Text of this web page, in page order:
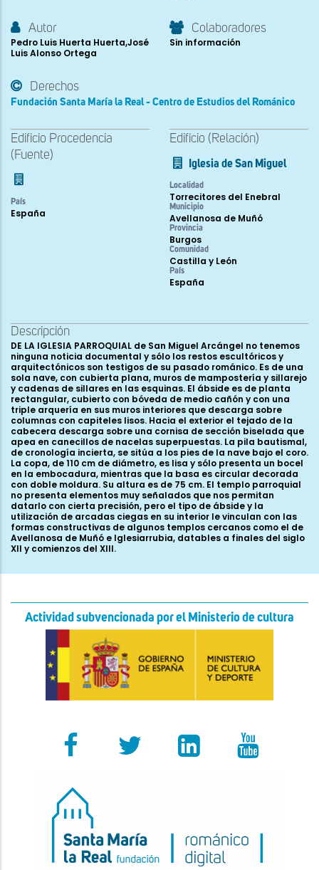
Autor
Pedro Luis Huerta Huerta,José
Luis Alonso Ortega
Colaboradores
Sin información
Derechos
Fundación Santa María la Real - Centro de Estudios del Románico
Edificio Procedencia
(Fuente)
País
España
Edificio (Relación)
Iglesia de San Miguel
Localidad
Torrecitores del Enebral
Municipio
Avellanosa de Muñó
Provincia
Burgos
Comunidad
Castilla y León
País
España
Descripción
DE LA IGLESIA PARROQUIAL de San Miguel Arcángel no tenemos
ninguna noticia documental y sólo los restos escultóricos y
arquitectónicos son testigos de su pasado románico. Es de una
sola nave, con cubierta plana, muros de mampostería y sillarejo
y cadenas de sillares en las esquinas. El ábside es de planta
rectangular, cubierto con bóveda de medio cañón y con una
triple arquería en sus muros interiores que descarga sobre
columnas con capiteles lisos. Hacia el exterior el tejado de la
cabecera descarga sobre una cornisa de sección biselada que
apea en canecillos de nacelas superpuestas. La pila bautismal,
de cronología incierta, se sitúa a los pies de la nave bajo el coro.
La copa, de 110 cm de diámetro, es lisa y sólo presenta un bocel
en la embocadura, mientras que la basa es circular decorada
con doble moldura. Su altura es de 75 cm. El templo parroquial
no presenta elementos muy señalados que nos permitan
datarlo con cierta precisión, pero el tipo de ábside y la
utilización de arcadas ciegas en su interior le vinculan con las
formas constructivas de algunos templos cercanos como el de
Avellanosa de Muñó e Iglesiarrubia, datables a finales del siglo
XII y comienzos del XIII.
Actividad subvencionada por el Ministerio de cultura